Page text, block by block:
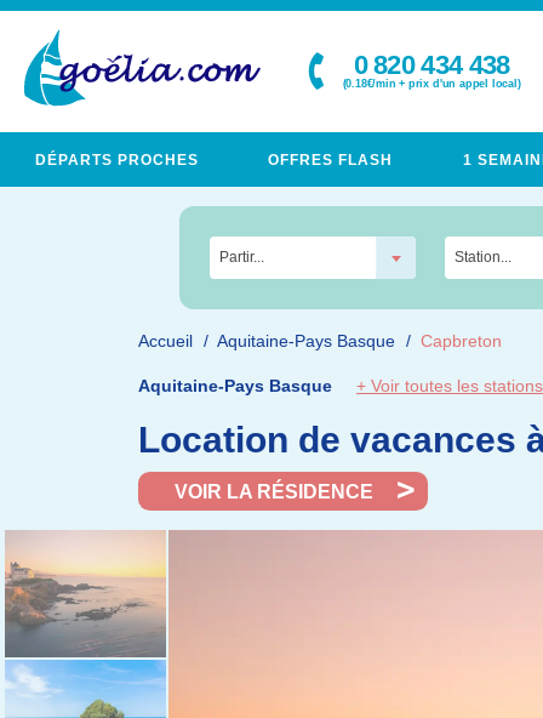
0 820 434 438
(0.18€/min + prix d'un appel local)
DÉPARTS PROCHES OFFRES FLASH 1
Partir... Station...
Accueil Aquitaine-Pays Basque Capbreton
Aquitaine-Pays Basque + Voir toutes les stations
Location de vacances
VOIR LA RÉSIDENCE